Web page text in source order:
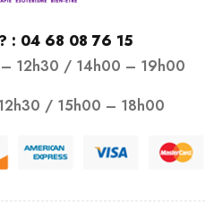
: 04 68 08 76 15
12h30 / 14h00 – 19h00
/ 15h00 – 18h00